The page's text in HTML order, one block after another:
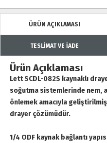
ÜRÜN AÇIKLAMASI
TESLİMAT VE İADE
Ürün Açıklaması
Lett SCDL-082S kaynaklı
soğutma sistemlerinde nem,
önlemek amacıyla
drayer çözümüdür.
1/4 ODF kaynak bağlantı